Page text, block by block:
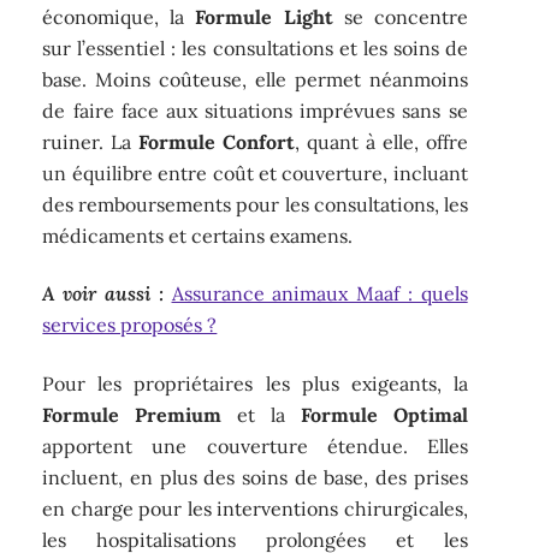
économique, laFormule Lightse concentre
sur l’essentiel : les consultations et les soins de
base. Moins coûteuse, elle permet néanmoins
de faire face aux situations imprévues sans se
ruiner. LaFormule Confort, quant à elle, offre
un équilibre entre coût et couverture, incluant
des remboursements pour les consultations, les
médicaments et certains examens.
A voir aussi : Assurance animaux Maaf : quels
services proposés ?
Pour les propriétaires les plus exigeants, la
Formule Premium et la Formule Optimal
apportent une couverture étendue. Elles
incluent, en plus des soins de base, des prises
en charge pour les interventions chirurgicales,
les hospitalisations prolongées et les